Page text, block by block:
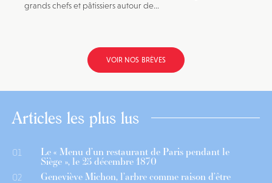
grands chefs et pâtissiers autour de...
VOIR NOS BRÈVES
Articles les plus lus
01 Le « Menu d’un restaurant de Paris pendant le
Siège », le 25 décembre 1870
02 Geneviève Michon, l’arbre comme raison d’être